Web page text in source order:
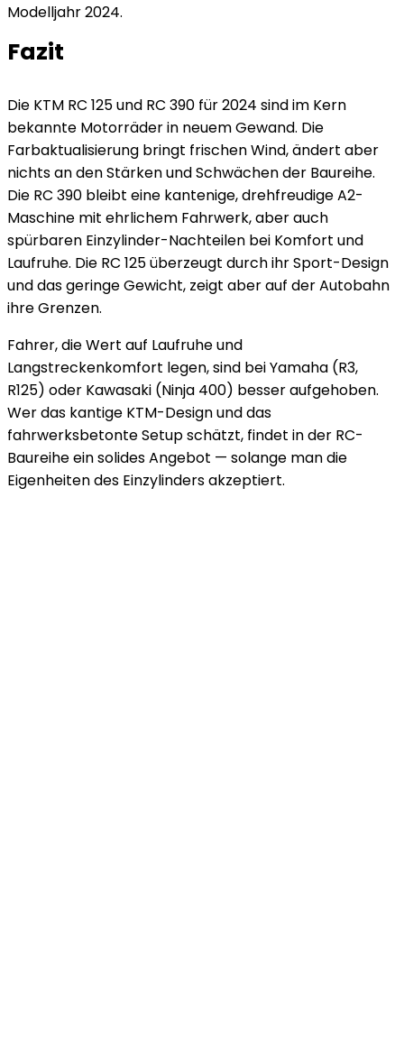
Modelljahr 2024.
Fazit
Die KTM RC 125 und RC 390 für 2024 sind im Kern
bekannte Motorräder in neuem Gewand. Die
Farbaktualisierung bringt frischen Wind, ändert aber
nichts an den Stärken und Schwächen der Baureihe.
Die RC 390 bleibt eine kantenige, drehfreudige A2-
Maschine mit ehrlichem Fahrwerk, aber auch
spürbaren Einzylinder-Nachteilen bei Komfort und
Laufruhe. Die RC 125 überzeugt durch ihr Sport-Design
und das geringe Gewicht, zeigt aber auf der Autobahn
ihre Grenzen.
Fahrer, die Wert auf Laufruhe und
Langstreckenkomfort legen, sind bei Yamaha (R3,
R125) oder Kawasaki (Ninja 400) besser aufgehoben.
Wer das kantige KTM-Design und das
fahrwerksbetonte Setup schätzt, findet in der RC-
Baureihe ein solides Angebot — solange man die
Eigenheiten des Einzylinders akzeptiert.